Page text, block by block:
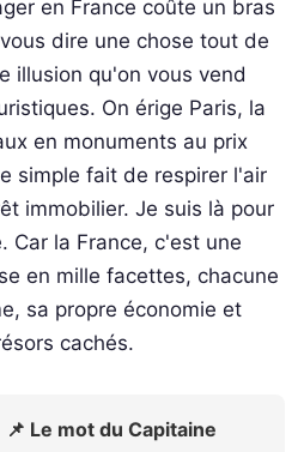
en France coûte un bras
dire une chose tout de
illusion qu'on vous vend
On érige Paris, la
en monuments au prix
simple fait de respirer l'air
immobilier. Je suis là pour
Car la France, c'est une
en mille facettes, chacune
sa propre économie et
cachés.
📌 Le mot du Capitaine